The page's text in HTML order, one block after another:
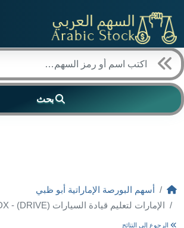
بحث
أسهم البورصة الإماراتية أبو ظبي
الإمارات لتعليم قيادة السيارات (DRIVE) - ADX
الرجوع إلى النتائج